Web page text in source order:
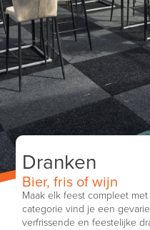
Dranken
Bier, fris of wijn
Maak elk feest compleet
categorie vind je een
verfrissende en feestelijke